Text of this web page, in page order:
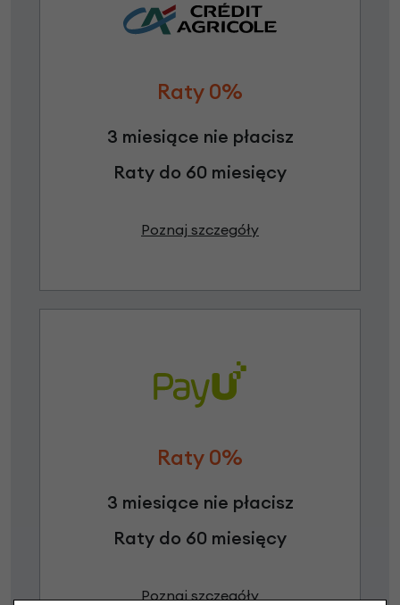
Raty 0%
3 miesiące nie płacisz
Raty do 60 miesięcy
Poznaj szczegóły
Raty 0%
3 miesiące nie płacisz
Raty do 60 miesięcy
Poznaj szczegóły